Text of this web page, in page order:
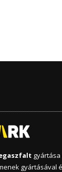
gyártásával